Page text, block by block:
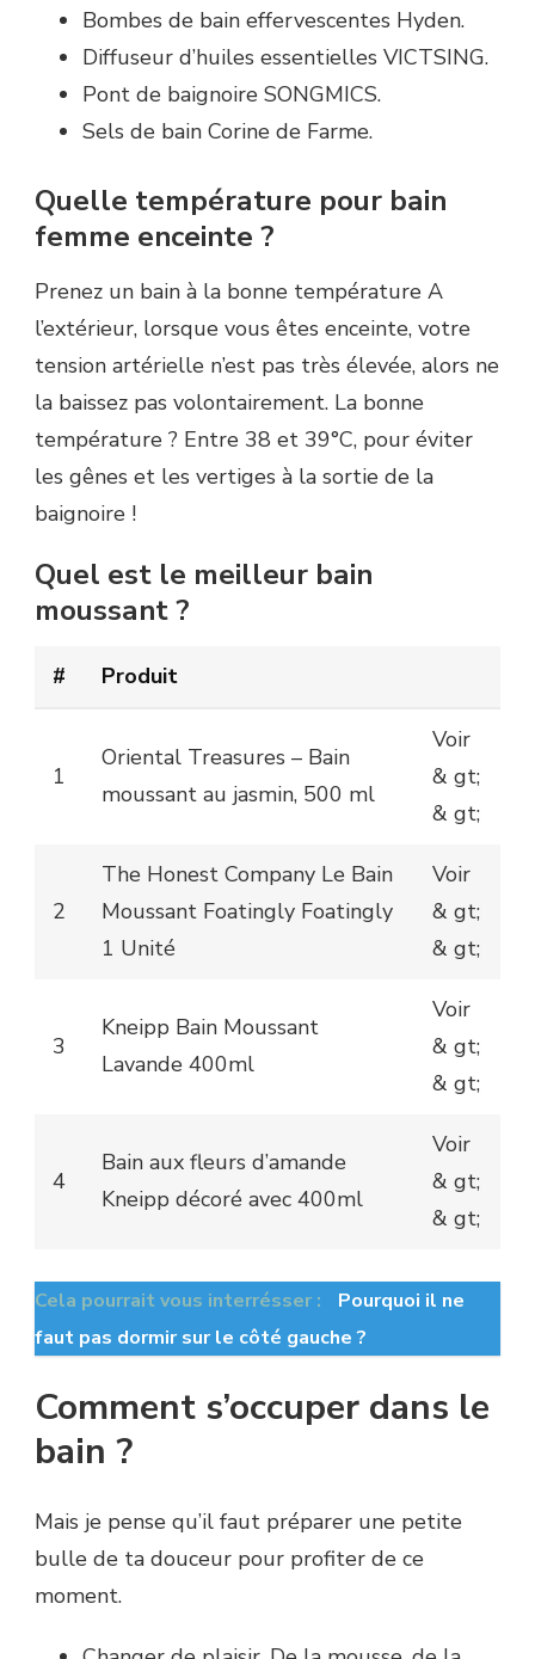
Bombes de bain effervescentes Hyden.
Diffuseur d’huiles essentielles VICTSING.
Pont de baignoire SONGMICS.
Sels de bain Corine de Farme.
Quelle température pour bain
femme enceinte ?
Prenez un bain à la bonne température A
l’extérieur, lorsque vous êtes enceinte, votre
tension artérielle n’est pas très élevée, alors ne
la baissez pas volontairement. La bonne
température ? Entre 38 et 39°C, pour éviter
les gênes et les vertiges à la sortie de la
baignoire !
Quel est le meilleur bain
moussant ?
# Produit
1
Oriental Treasures – Bain
moussant au jasmin, 500 ml
Voir
& gt;
& gt;
2
The Honest Company Le Bain
Moussant Foatingly Foatingly
1 Unité
Voir
& gt;
& gt;
3
Kneipp Bain Moussant
Lavande 400ml
Voir
& gt;
& gt;
4
Bain aux fleurs d’amande
Kneipp décoré avec 400ml
Voir
& gt;
& gt;
Cela pourrait vous interrésser :
Pourquoi il ne
faut pas dormir sur le côté gauche ?
Comment s’occuper dans le
bain ?
Mais je pense qu’il faut préparer une petite
bulle de ta douceur pour profiter de ce
moment.